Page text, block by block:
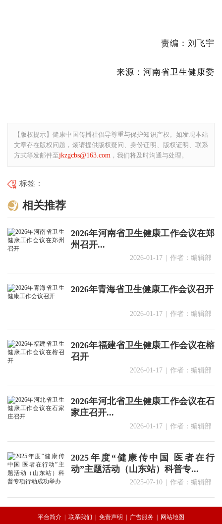
责编：刘飞宇
来源：河南省卫生健康委
【版权提示】健康中国传播社倡导尊重与保护知识产权。如发现本站
文章存在版权问题，烦请提供版权疑问、身份证明、版权证明、联系
方式等发邮件至jkzgcbs@163.com ，我们将及时沟通与处理。
标签：
相关推荐
2026年河南省卫生健康工作会议在郑
州召开...
2026-01-17 | 作者：编辑部
2026年青海省卫生健康工作会议召开
2026-01-17 | 作者：编辑部
2026年福建省卫生健康工作会议在榕
召开
2026-01-17 | 作者：编辑部
2026年河北省卫生健康工作会议在石
家庄召开...
2026-01-17 | 作者：编辑部
2025年度“健康传中国 医者在行
动”主题活动（山东站）科普专...
2025-07-10 | 作者：编辑部
平台简介 联系我们 免责声明 广告服务 网站地图